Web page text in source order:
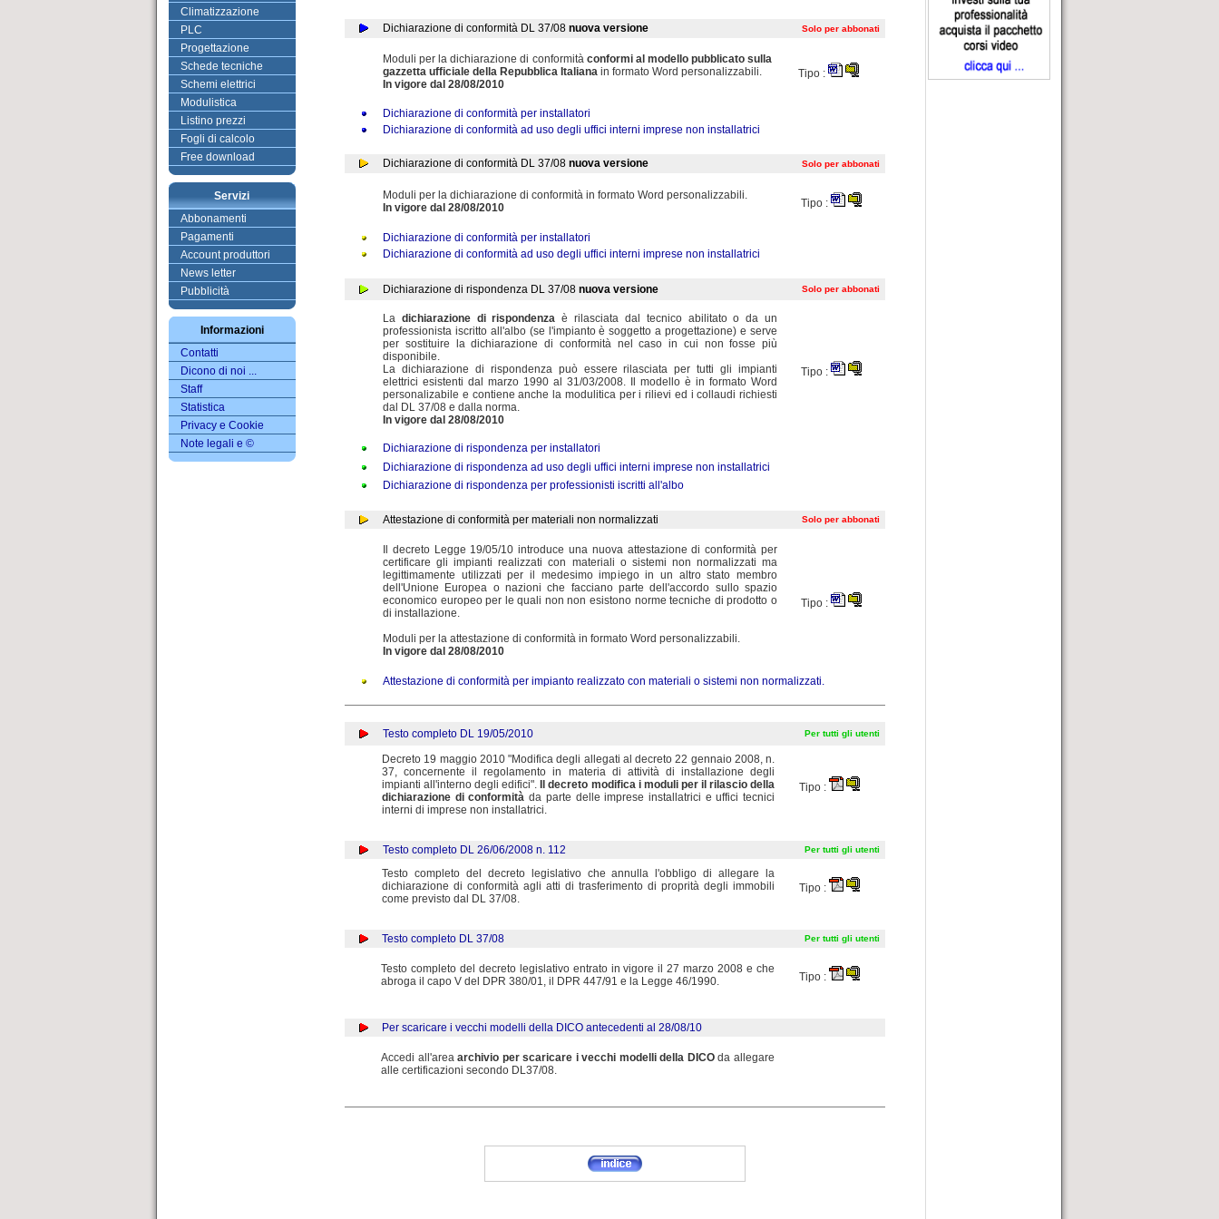
Climatizzazione
PLC
Progettazione
Schede tecniche
Schemi elettrici
Modulistica
Listino prezzi
Fogli di calcolo
Free download
Servizi
Abbonamenti
Pagamenti
Account produttori
News letter
Pubblicità
Informazioni
Contatti
Dicono di noi ...
Staff
Statistica
Privacy e Cookie
Note legali e ©
Dichiarazione di conformità DL 37/08 nuova versione Solo per abbonati
Moduli per la dichiarazione di conformità conformi al modello pubblicato sulla
gazzetta ufficiale della Repubblica Italiana in formato Word personalizzabili.
In vigore dal 28/08/2010
Tipo :
Dichiarazione di conformità per installatori
Dichiarazione di conformità ad uso degli uffici interni imprese non installatrici
Dichiarazione di conformità DL 37/08 nuova versione Solo per abbonati
Moduli per la dichiarazione di conformità in formato Word personalizzabili.
In vigore dal 28/08/2010
Tipo :
Dichiarazione di conformità per installatori
Dichiarazione di conformità ad uso degli uffici interni imprese non installatrici
Dichiarazione di rispondenza DL 37/08 nuova versione Solo per abbonati
La dichiarazione di rispondenza è rilasciata dal tecnico abilitato o da un
professionista iscritto all'albo (se l'impianto è soggetto a progettazione) e serve
per sostituire la dichiarazione di conformità nel caso in cui non fosse più
disponibile.
La dichiarazione di rispondenza può essere rilasciata per tutti gli impianti
elettrici esistenti dal marzo 1990 al 31/03/2008. Il modello è in formato Word
personalizabile e contiene anche la modulitica per i rilievi ed i collaudi richiesti
dal DL 37/08 e dalla norma.
In vigore dal 28/08/2010
Tipo :
Dichiarazione di rispondenza per installatori
Dichiarazione di rispondenza ad uso degli uffici interni imprese non installatrici
Dichiarazione di rispondenza per professionisti iscritti all'albo
Attestazione di conformità per materiali non normalizzati Solo per abbonati
Il decreto Legge 19/05/10 introduce una nuova attestazione di conformità per
certificare gli impianti realizzati con materiali o sistemi non normalizzati ma
legittimamente utilizzati per il medesimo impiego in un altro stato membro
dell'Unione Europea o nazioni che facciano parte dell'accordo sullo spazio
economico europeo per le quali non non esistono norme tecniche di prodotto o
di installazione.
Moduli per la attestazione di conformità in formato Word personalizzabili.
In vigore dal 28/08/2010
Tipo :
Attestazione di conformità per impianto realizzato con materiali o sistemi non normalizzati.
Testo completo DL 19/05/2010 Per tutti gli utenti
Decreto 19 maggio 2010 "Modifica degli allegati al decreto 22 gennaio 2008, n.
37, concernente il regolamento in materia di attività di installazione degli
impianti all'interno degli edifici".
Il decreto modifica i moduli per il rilascio della
dichiarazione di conformitàda parte delle imprese installatrici e uffici tecnici
interni di imprese non installatrici.
Tipo :
Testo completo DL 26/06/2008 n. 112 Per tutti gli utenti
Testo completo del decreto legislativo che annulla l'obbligo di allegare la
dichiarazione di conformità agli atti di trasferimento di proprità degli immobili
come previsto dal DL 37/08.
Tipo :
Testo completo DL 37/08 Per tutti gli utenti
Testo completo del decreto legislativo entrato in vigore il 27 marzo 2008 e che
abroga il capo V del DPR 380/01, il DPR 447/91 e la Legge 46/1990.
Tipo :
Per scaricare i vecchi modelli della DICO antecedenti al 28/08/10
Accedi all'areaarchivio per scaricare i vecchi modelli della DICOda allegare
alle certificazioni secondo DL37/08.